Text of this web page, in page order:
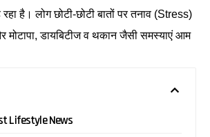
है। लोग छोटी-छोटी बातों पर तनाव (Stress)
मोटापा, डायबिटीज व थकान जैसी समस्याएं आम
Lifestyle News